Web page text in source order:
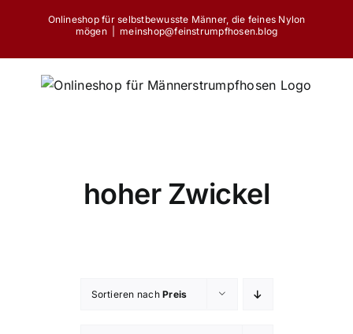
Onlineshop für selbstbewusste Männer, die feines Nylon
mögen
meinshop@feinstrumpfhosen.blog
hoher Zwickel
Sortieren nachPreis